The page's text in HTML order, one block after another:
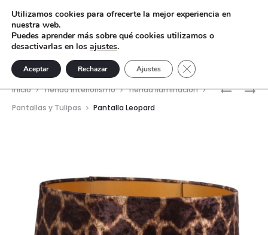
CORONA
Inicio Tienda interiorismo
Tienda Iluminación
Pantallas y Tulipas
Pantalla Leopard
Utilizamos cookies para ofrecerte la mejor experiencia en
nuestra web.
Puedes aprender más sobre qué cookies utilizamos o
desactivarlas en los ajustes.
Aceptar Rechazar Ajustes Cerrar el banner de